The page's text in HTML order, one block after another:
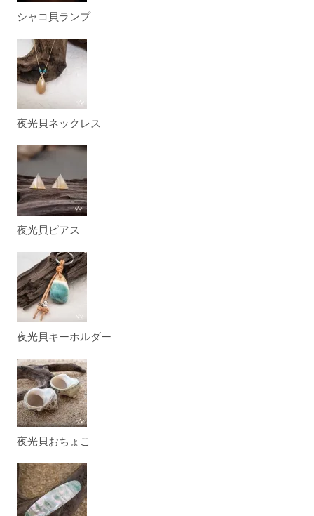
シャコ貝ランプ
夜光貝ネックレス
夜光貝ピアス
夜光貝キーホルダー
夜光貝おちょこ